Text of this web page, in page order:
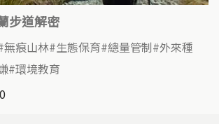
步道解密
無痕山林 生態保育 總量管制 外來種
環境教育